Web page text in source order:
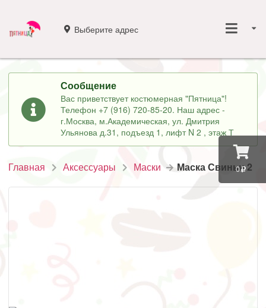
0
Выберите адрес
Сообщение
Вас приветствует костюмерная "Пятница"!
Телефон +7 (916) 720-85-20. Наш адрес -
г.Москва, м.Академическая, ул. Дмитрия
Ульянова д.31, подъезд 1, лифт N 2 , этаж Т
Главная Аксессуары Маски Маска Свиньи 2